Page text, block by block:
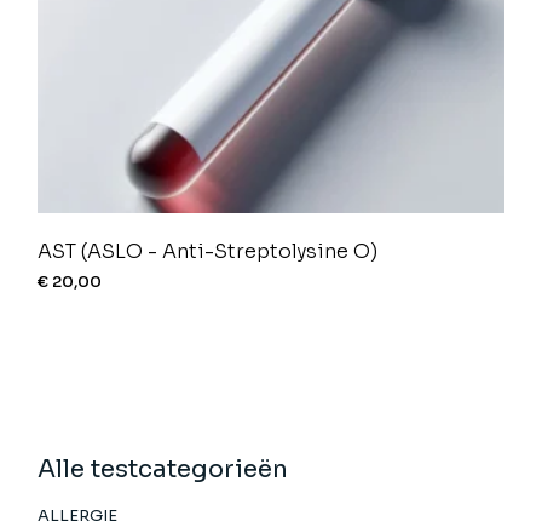
AST (ASLO - Anti-Streptolysine O)
€ 20,00
Alle testcategorieën
ALLERGIE